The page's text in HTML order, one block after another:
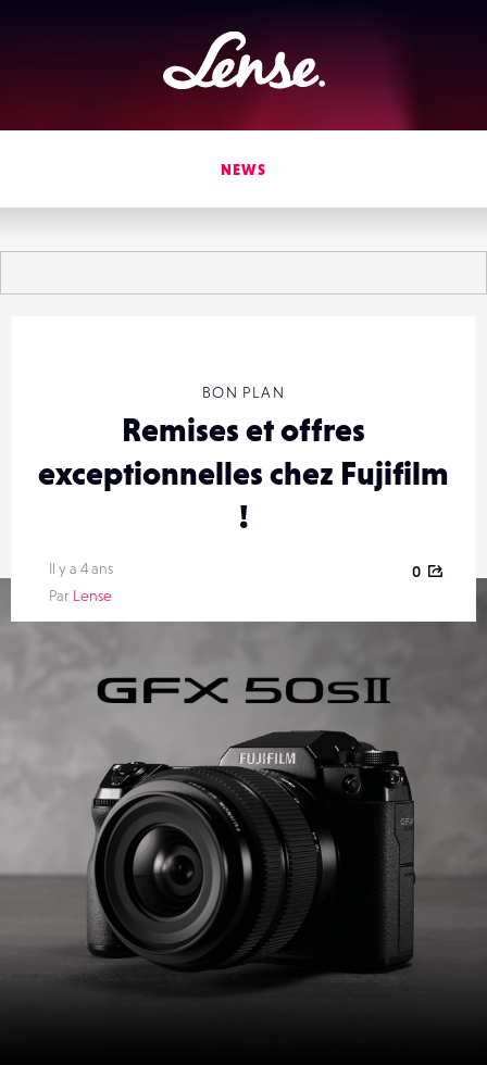
Lense
NEWS
BON PLAN
Remises et offres
exceptionnelles chez Fujifilm
!
Il y a 4 ans
Par Lense
0